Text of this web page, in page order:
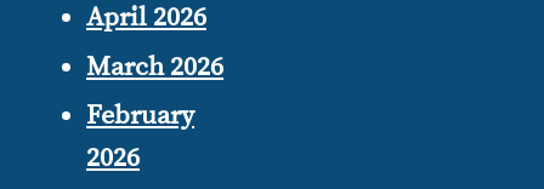
April 2026
March 2026
February
2026